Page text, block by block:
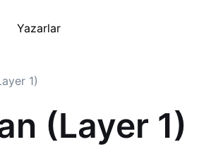
Yazarlar
1)
(Layer 1)